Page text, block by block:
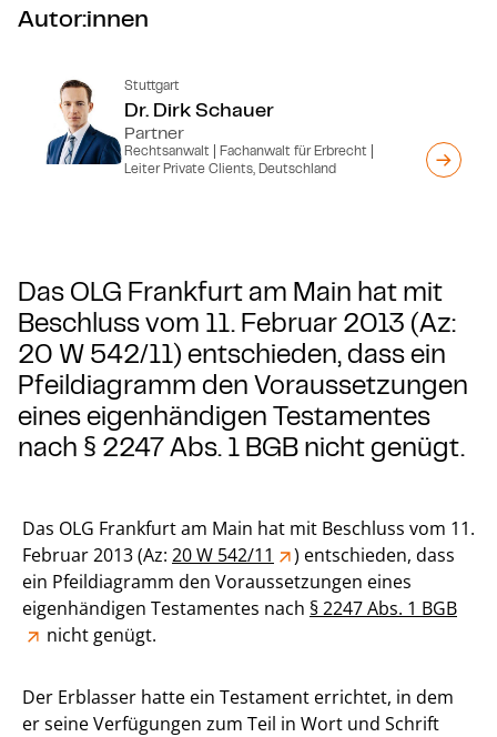
Autor:innen
Stuttgart
Dr. Dirk Schauer
Partner
Rechtsanwalt | Fachanwalt für Erbrecht |
Leiter Private Clients, Deutschland
Das OLG Frankfurt am Main hat mit
Beschluss vom 11. Februar 2013 (Az:
20 W 542/11) entschieden, dass ein
Pfeildiagramm den Voraussetzungen
eines eigenhändigen Testamentes
nach § 2247 Abs. 1 BGB nicht genügt.
Das OLG Frankfurt am Main hat mit Beschluss vom 11.
Februar 2013 (Az: 20 W 542/11
) entschieden, dass
ein Pfeildiagramm den Voraussetzungen eines
eigenhändigen Testamentes nach § 2247 Abs. 1 BGB
nicht genügt.
Der Erblasser hatte ein Testament errichtet, in dem
er seine Verfügungen zum Teil in Wort und Schrift